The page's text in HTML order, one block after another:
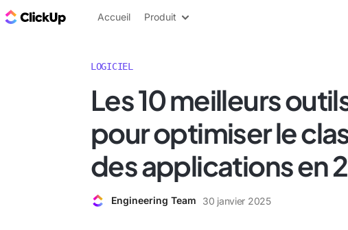
ClickUp Blog
Accueil Produit
LOGICIEL
Les 10 meilleurs
pour optimiser le
des applications en
Engineering Team 30 janvier 2025